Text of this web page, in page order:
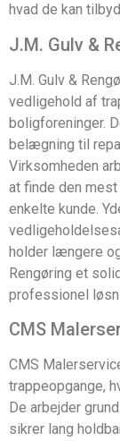
hvad de kan
J.M. Gulv &
J.M. Gulv &
vedligehold af
boligforeninger.
belægning til
Virksomheden
at finde den
enkelte kunde.
holder længere
Rengøring et
professionel
CMS
CMS
trappeopgange,
De arbejder
sikrer lang